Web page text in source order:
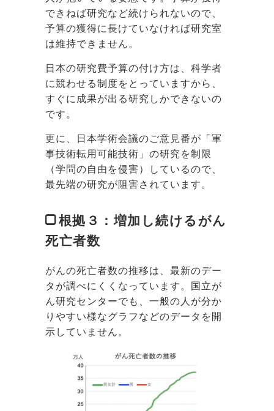
できねば研究など続けられないので、
予算の獲得に長けていなければ研究室
は維持できません。
日本の研究費予算の付け方は、科学者
に競わせる制度をとっていますから、
すぐに成果が出る研究しかできないの
です。
更に、日本学術会議のご意見番が「軍
事技術転用可能技術」の研究を制限
（学問の自由を侵害）しているので、
最先端の研究が阻害されています。
根拠３：増加し続けるがん
死亡者数
がんの死亡者数の推移は、最新のデー
タが調べにくくなっています。国立が
ん研究センターでも、一般の人が分か
りやすい様なグラフなどのデータを開
示していません。